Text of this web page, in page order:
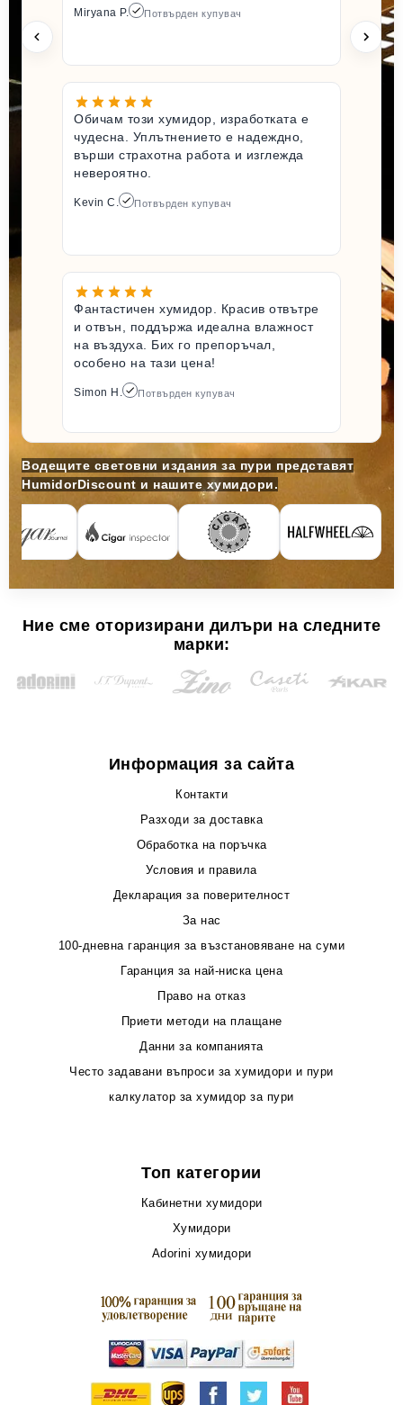
Miryana P. Потвърден купувач
Обичам този хумидор, изработката е
чудесна. Уплътнението е надеждно,
върши страхотна работа и изглежда
невероятно.
Kevin C. Потвърден купувач
Фантастичен хумидор. Красив отвътре
и отвън, поддържа идеална влажност
на въздуха. Бих го препоръчал,
особено на тази цена!
Simon H. Потвърден купувач
Водещите световни издания за пури представят
HumidorDiscount и нашите хумидори.
Ние сме оторизирани дилъри на следните
марки:
Информация за сайта
Контакти
Разходи за доставка
Обработка на поръчка
Условия и правила
Декларация за поверителност
За нас
100-дневна гаранция за възстановяване на суми
Гаранция за най-ниска цена
Право на отказ
Приети методи на плащане
Данни за компанията
Често задавани въпроси за хумидори и пури
калкулатор за хумидор за пури
Топ категории
Кабинетни хумидори
Хумидори
Adorini хумидори